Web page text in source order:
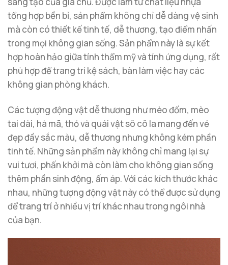
tổng hợp bền bỉ, sản phẩm không chỉ dễ dàng vệ sinh
mà còn có thiết kế tinh tế, dễ thương, tạo điểm nhấn
trong mọi không gian sống. Sản phẩm này là sự kết
hợp hoàn hảo giữa tính thẩm mỹ và tính ứng dụng, rất
phù hợp để trang trí kệ sách, bàn làm việc hay các
không gian phòng khách.
Các tượng động vật dễ thương như mèo đốm, mèo
tai dài, hà mã, thỏ và quái vật sô cô la mang đến vẻ
đẹp đầy sắc màu, dễ thương nhưng không kém phần
tinh tế. Những sản phẩm này không chỉ mang lại sự
vui tươi, phấn khởi mà còn làm cho không gian sống
thêm phần sinh động, ấm áp. Với các kích thước khác
nhau, những tượng động vật này có thể được sử dụng
để trang trí ở nhiều vị trí khác nhau trong ngôi nhà
của bạn.